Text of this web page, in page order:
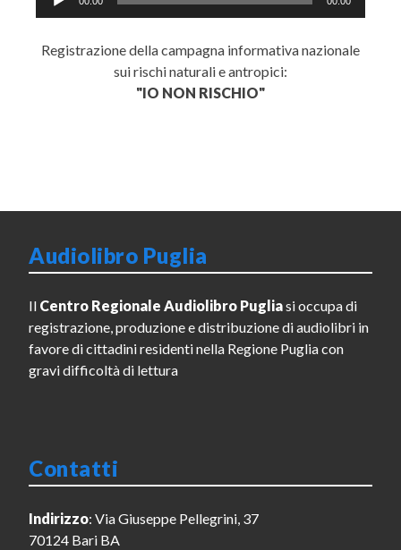
Registrazione della campagna informativa nazionale
sui rischi naturali e antropici:
"IO NON RISCHIO"
Audiolibro Puglia
Il Centro Regionale Audiolibro Pugliasi occupa di
registrazione, produzione e distribuzione di audiolibri in
favore di cittadini residenti nella Regione Puglia con
gravi difficoltà di lettura
Contatti
Indirizzo: Via Giuseppe Pellegrini, 37
70124 Bari BA